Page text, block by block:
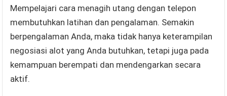
Mempelajari cara menagih utang dengan telepon
membutuhkan latihan dan pengalaman. Semakin
berpengalaman Anda, maka tidak hanya keterampilan
negosiasi alot yang Anda butuhkan, tetapi juga pada
kemampuan berempati dan mendengarkan secara
aktif.